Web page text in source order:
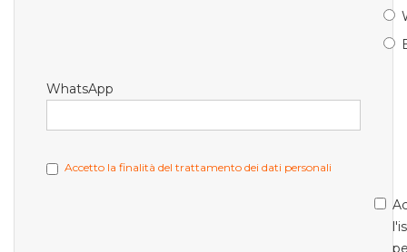
WhatsApp
Accetto la finalità del trattamento dei dati personali